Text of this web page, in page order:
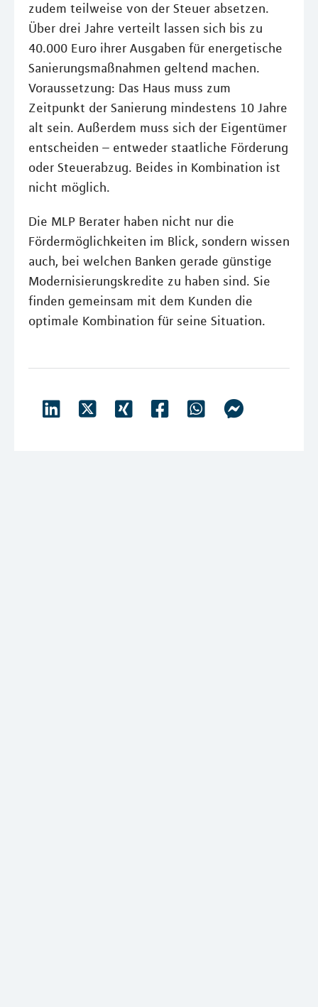
zudem teilweise von der Steuer absetzen.
Über drei Jahre verteilt lassen sich bis zu
40.000 Euro ihrer Ausgaben für energetische
Sanierungsmaßnahmen geltend machen.
Voraussetzung: Das Haus muss zum
Zeitpunkt der Sanierung mindestens 10 Jahre
alt sein. Außerdem muss sich der Eigentümer
entscheiden – entweder staatliche Förderung
oder Steuerabzug. Beides in Kombination ist
nicht möglich.
Die MLP Berater haben nicht nur die
Fördermöglichkeiten im Blick, sondern wissen
auch, bei welchen Banken gerade günstige
Modernisierungskredite zu haben sind. Sie
finden gemeinsam mit dem Kunden die
optimale Kombination für seine Situation.